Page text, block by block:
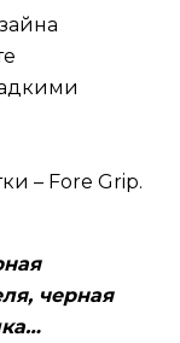
– Fore Grip.
черная